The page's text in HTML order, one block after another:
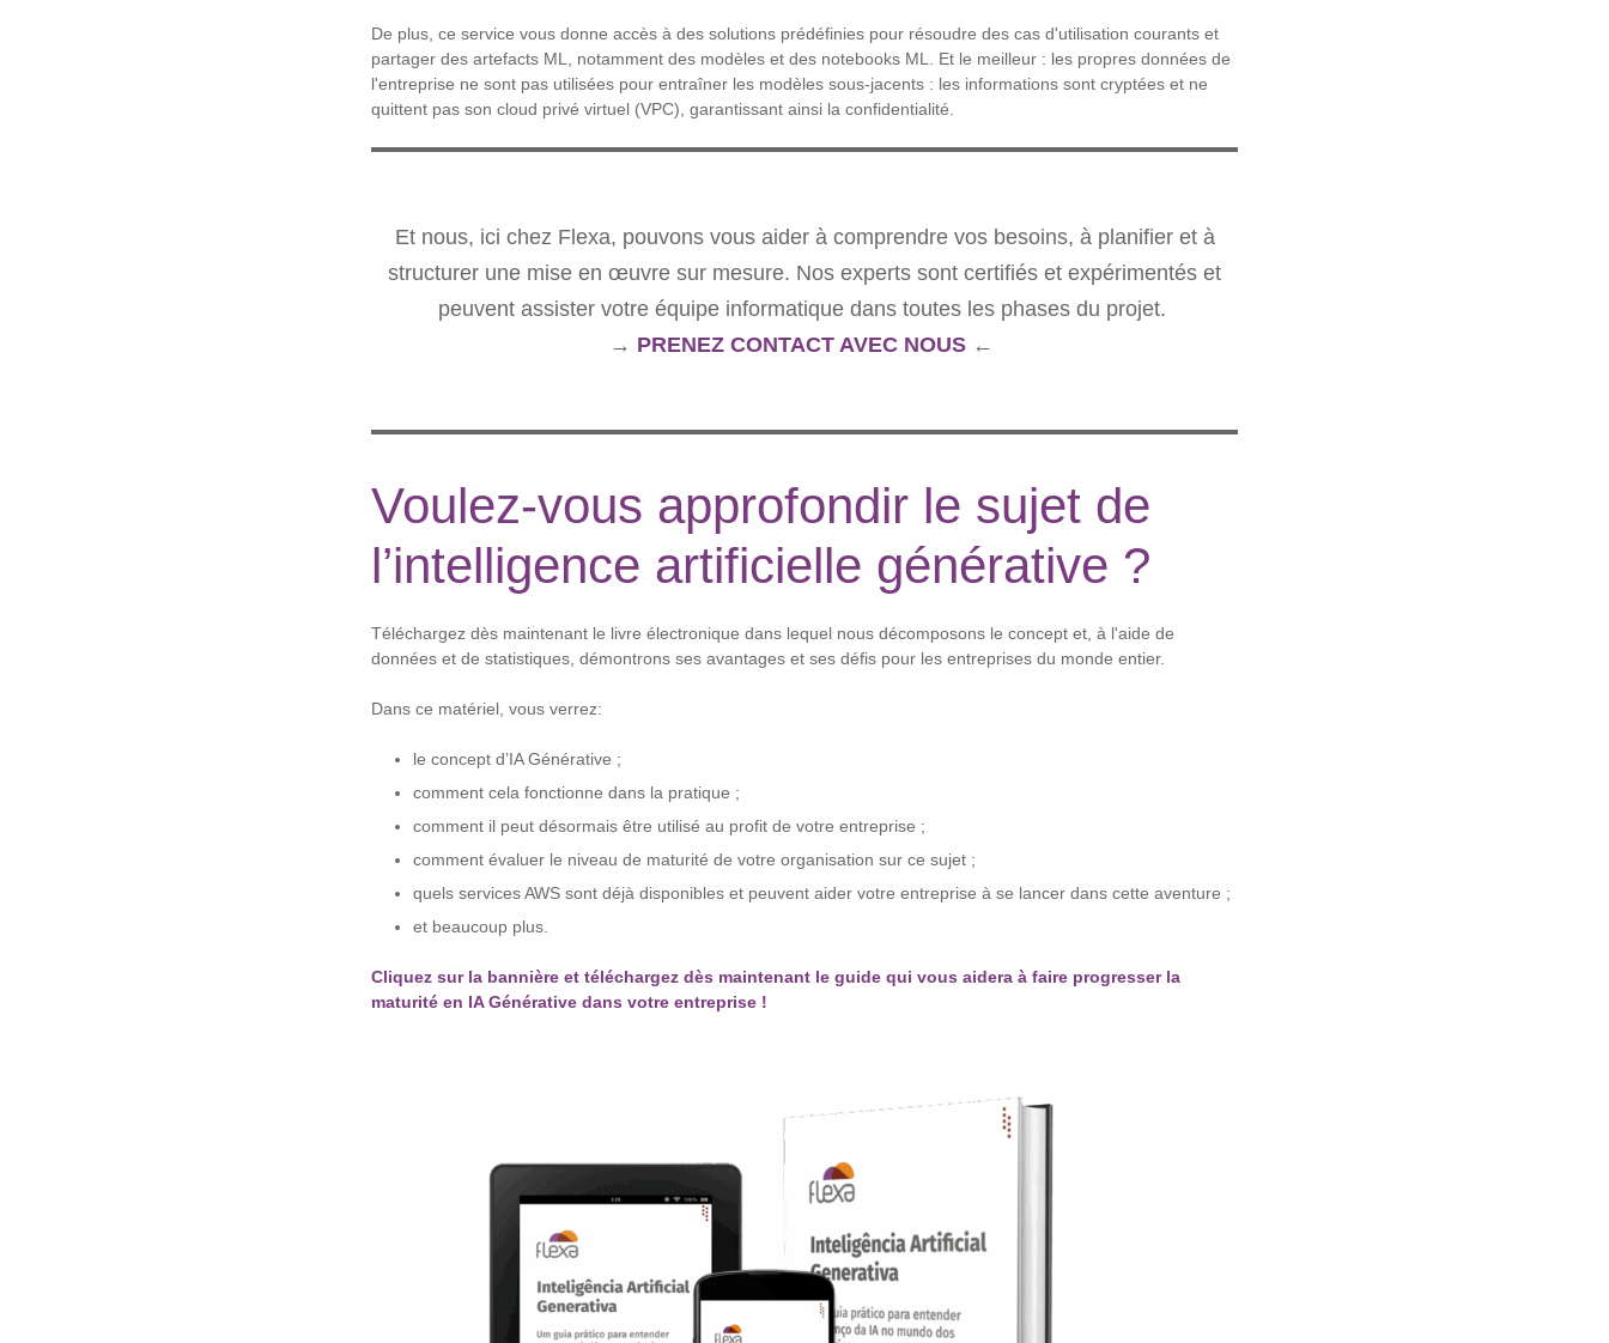
De plus, ce service vous donne accès à des solutions prédéfinies pour résoudre des cas d'utilisation courants et
partager des artefacts ML, notamment des modèles et des notebooks ML. Et le meilleur : les propres données de
l'entreprise ne sont pas utilisées pour entraîner les modèles sous-jacents : les informations sont cryptées et ne
quittent pas son cloud privé virtuel (VPC), garantissant ainsi la confidentialité.
Et nous, ici chez Flexa, pouvons vous aider à comprendre vos besoins, à planifier et à
structurer une mise en œuvre sur mesure. Nos experts sont certifiés et expérimentés et
peuvent assister votre équipe informatique dans toutes les phases du projet.
→ PRENEZ CONTACT AVEC NOUS ←
Voulez-vous approfondir le sujet de
l’intelligence artificielle générative ?
Téléchargez dès maintenant le livre électronique dans lequel nous décomposons le concept et, à l'aide de
données et de statistiques, démontrons ses avantages et ses défis pour les entreprises du monde entier.
Dans ce matériel, vous verrez:
le concept d’IA Générative ;
comment cela fonctionne dans la pratique ;
comment il peut désormais être utilisé au profit de votre entreprise ;
comment évaluer le niveau de maturité de votre organisation sur ce sujet ;
quels services AWS sont déjà disponibles et peuvent aider votre entreprise à se lancer dans cette aventure ;
et beaucoup plus.
Cliquez sur la bannière et téléchargez dès maintenant le guide qui vous aidera à faire progresser la
maturité en IA Générative dans votre entreprise !